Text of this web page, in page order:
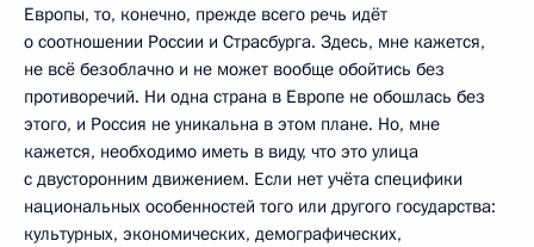
Европы, то, конечно, прежде всего речь идёт
о соотношении России и Страсбурга. Здесь, мне кажется,
не всё безоблачно и не может вообще обойтись без
противоречий. Ни одна страна в Европе не обошлась без
этого, и Россия не уникальна в этом плане. Но, мне
кажется, необходимо иметь в виду, что это улица
с двусторонним движением. Если нет учёта специфики
национальных особенностей того или другого государства:
культурных, экономических, демографических,